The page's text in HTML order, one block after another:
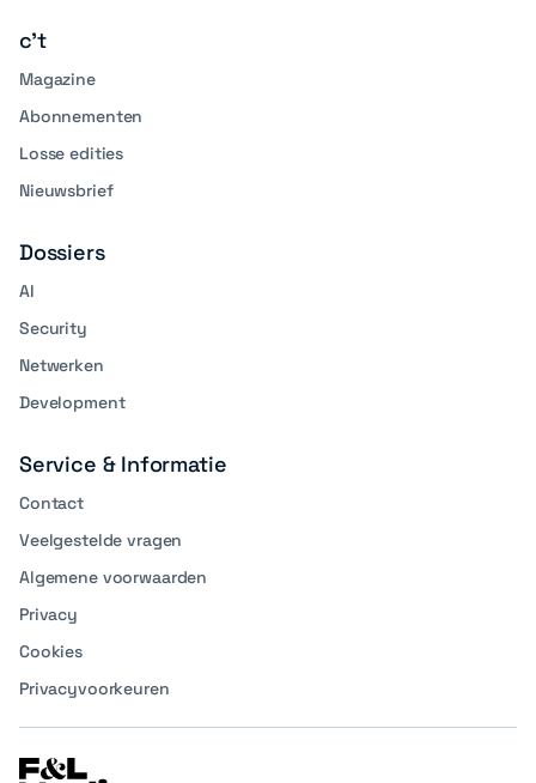
c't
Magazine
Abonnementen
Losse edities
Nieuwsbrief
Dossiers
AI
Security
Netwerken
Development
Service & Informatie
Contact
Veelgestelde vragen
Algemene voorwaarden
Privacy
Cookies
Privacyvoorkeuren